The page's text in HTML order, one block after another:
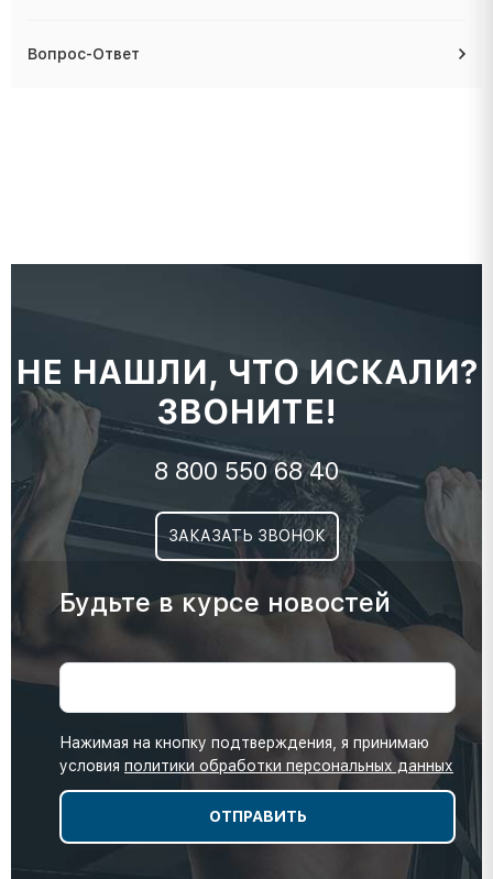
Вопрос-Ответ
НЕ НАШЛИ, ЧТО ИСКАЛИ?
ЗВОНИТЕ!
8 800 550 68 40
ЗАКАЗАТЬ ЗВОНОК
Будьте в курсе новостей
Нажимая на кнопку подтверждения, я принимаю
условия политики обработки персональных данных